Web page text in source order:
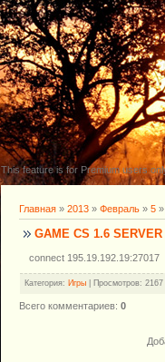
This feature is for Premium users
Главная » 2013 » Февраль » 5
GAME CS 1.6
connect 195.19.192.19:27017
Категория: Игры Просмотров: 2167 |
Всего комментариев: 0